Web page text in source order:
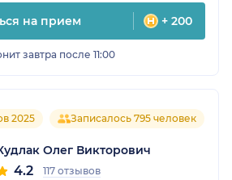
на прием + 200
завтра после 11:00
2025 Записалось 795 человек
Олег Викторович
4.2 117 отзывов